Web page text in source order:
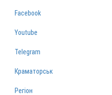
Facebook
Youtube
Telegram
Краматорськ
Регіон